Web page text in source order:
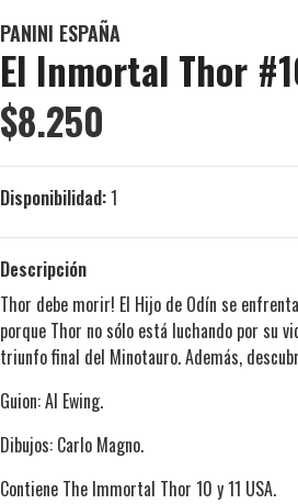
PANINI ESPAÑA
El Inmortal Thor
$8.250
Disponibilidad:1
Descripción
Thor debe morir! El Hijo de Odín se
porque Thor no sólo está luchando por su
triunfo final del Minotauro. Además,
Guion: Al Ewing.
Dibujos: Carlo Magno.
Contiene The Immortal Thor 10 y 11 USA.